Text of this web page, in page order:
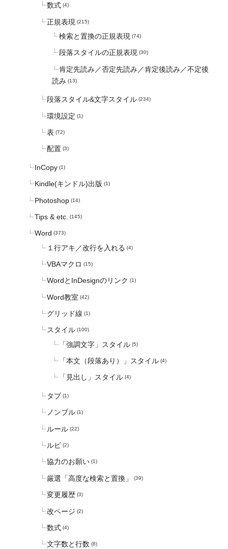
数式 (4)
正規表現 (215)
検索と置換の正規表現 (74)
段落スタイルの正規表現 (30)
肯定先読み／否定先読み／肯定後読み／不定後
読み (13)
段落スタイル&文字スタイル (234)
環境設定 (1)
表 (72)
配置 (3)
InCopy (1)
Kindle(キンドル)出版 (1)
Photoshop (14)
Tips & etc. (145)
Word (373)
１行アキ／改行を入れる (4)
VBAマクロ (15)
WordとInDesignのリンク (1)
Word教室 (42)
グリッド線 (1)
スタイル (100)
「強調文字」スタイル (5)
「本文（段落あり）」スタイル (4)
「見出し」スタイル (4)
タブ (1)
ノンブル (1)
ルール (22)
ルビ (2)
協力のお願い (1)
厳選「高度な検索と置換」 (39)
変更履歴 (3)
改ページ (2)
数式 (4)
文字数と行数 (8)